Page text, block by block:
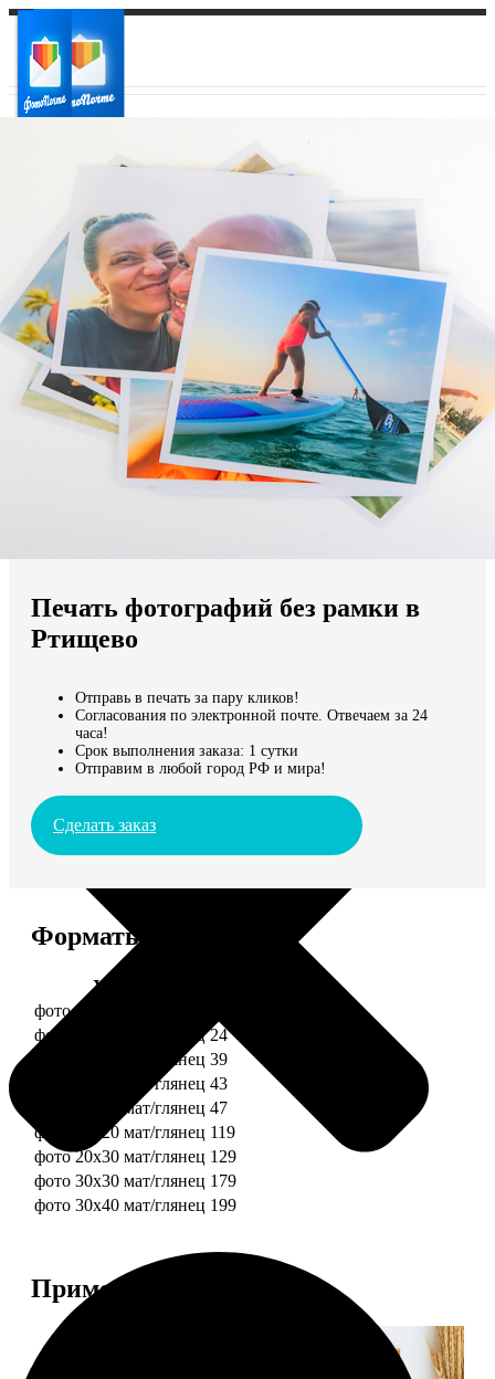
Ваш регион доставки
Выберите из списка:
Мы доставляем по всему миру
Продолжить без города
Печать фотографий без рамки в
Ртищево
Отправь в печать за пару кликов!
Согласования по электронной почте. Отвечаем за 24
часа!
Срок выполнения заказа: 1 сутки
Отправим в любой город РФ и мира!
Сделать заказ
Форматы и цены
Услуга
фото 10х10 мат/глянец
фото 10х15 мат/глянец 24
фото 13х18 мат/глянец 39
фото 15х15 мат/глянец 43
фото 15х20 мат/глянец 47
фото 20х20 мат/глянец 119
фото 20х30 мат/глянец 129
фото 30х30 мат/глянец 179
фото 30х40 мат/глянец 199
Примеры работ